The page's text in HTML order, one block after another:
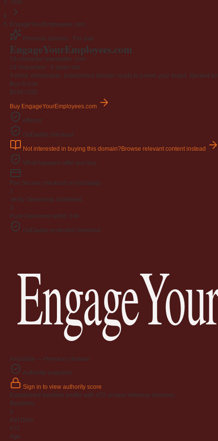
.com
EngageYourEmployees.com
Premium domain · For sale
EngageYourEmployees.com
19-character brandable .com
19 characters · 6 years old
A short, memorable, established domain ready to power your brand. Backed
Buy-it-now
$195 USD
Buy EngageYourEmployees.com
Afternic
GoDaddy checkout
Not interested in buying this domain?Browse relevant content instead
What happens after you buy
Pay Secure checkout on GoDaddy
2
Verify Ownership confirmed
3
Push Delivered within 24h
GoDaddy-protected checkout
Available — Premium domain
Authority snapshot
Sign in to view authority score
Established backlink profile with 472 unique referring domains.
Backlinks
0
Ref Dom
472
Age